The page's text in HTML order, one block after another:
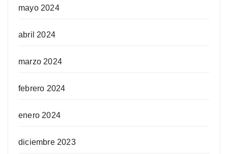
mayo 2024
abril 2024
marzo 2024
febrero 2024
enero 2024
diciembre 2023